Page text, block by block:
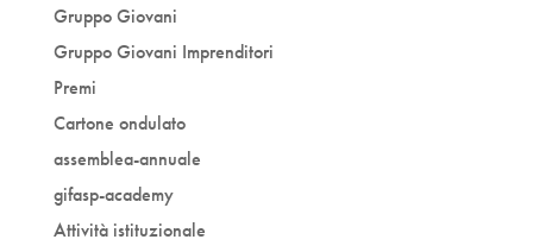
Gruppo Giovani
Gruppo Giovani Imprenditori
Premi
Cartone ondulato
assemblea-annuale
gifasp-academy
Attività istituzionale